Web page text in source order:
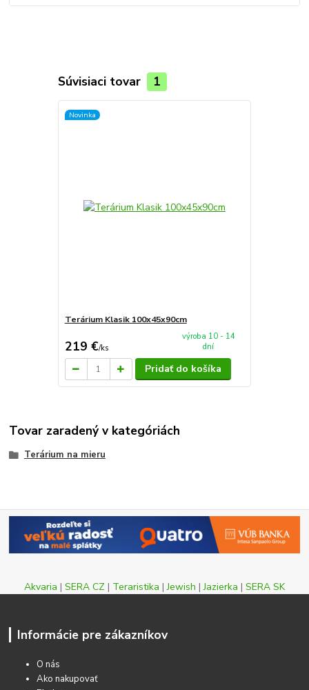
Súvisiaci tovar 1
Novinka
Terárium Klasik 100x45x90cm
219 €/ks
výroba 10 - 14
dní
Pridať do košíka
Tovar zaradený v kategóriách
Terárium na mieru
Akvaria | SERA CZ | Teraristika |Jewish |Jazierka | SERA SK
Informácie pre zákazníkov
O nás
Ako nakupovať